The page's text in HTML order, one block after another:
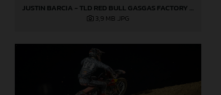
JUSTIN BARCIA - TLD RED BULL GASGAS FACTORY RACING - LAS VEGAS
3,9 MB .JPG